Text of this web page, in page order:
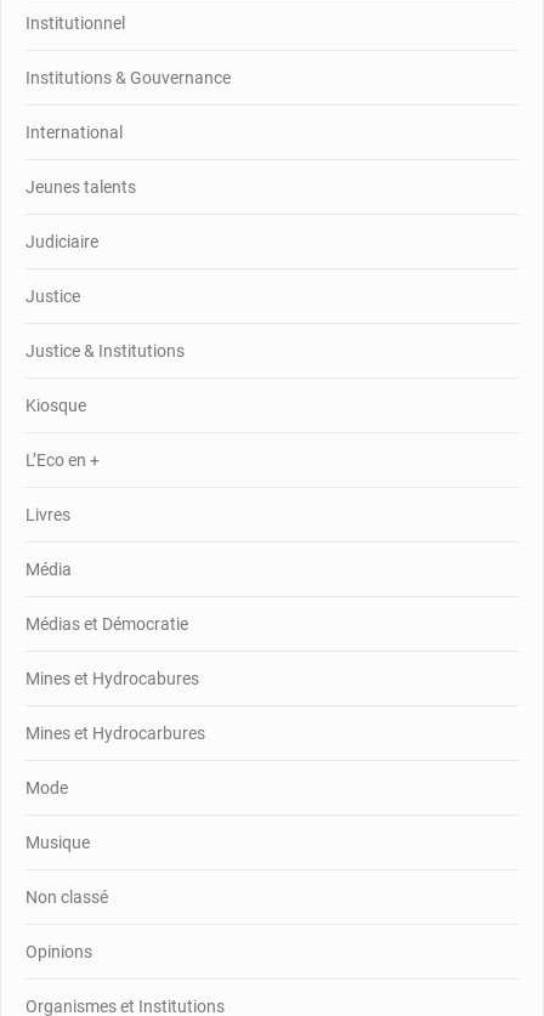
Institutionnel
Institutions & Gouvernance
International
Jeunes talents
Judiciaire
Justice
Justice & Institutions
Kiosque
L’Eco en +
Livres
Média
Médias et Démocratie
Mines et Hydrocabures
Mines et Hydrocarbures
Mode
Musique
Non classé
Opinions
Organismes et Institutions